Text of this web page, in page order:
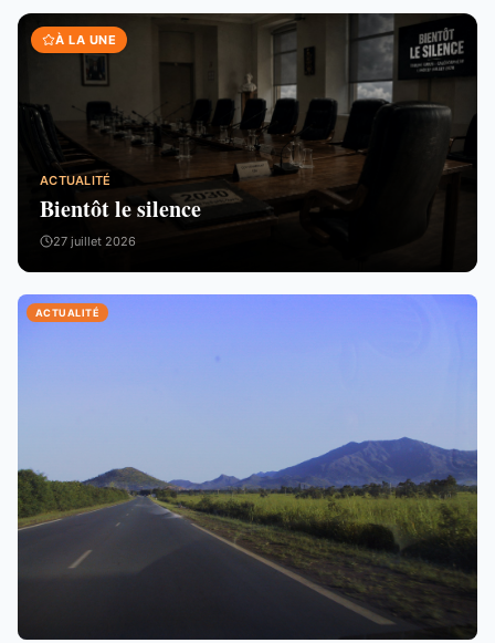
À LA UNE
ACTUALITÉ
Bientôt le silence
27 juillet 2026
ACTUALITÉ